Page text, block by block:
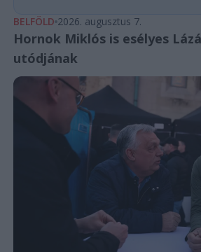
BELFÖLD 2026. augusztus 7.
Hornok Miklós is esélyes
utódjának